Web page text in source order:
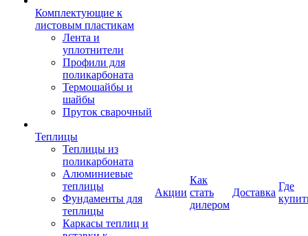
Комплектующие к
листовым пластикам
Лента и
уплотнители
Профили для
поликарбоната
Термошайбы и
шайбы
Пруток сварочный
Теплицы
Теплицы из
поликарбоната
Алюминиевые
теплицы
Фундаменты для
теплицы
Каркасы теплиц и
Акции
Как
стать
дилером
Доставка
Где